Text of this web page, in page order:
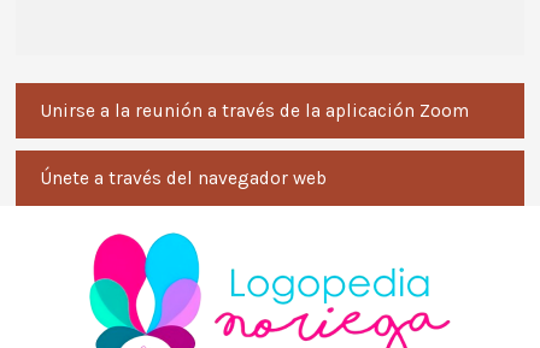
Unirse a la reunión a través de la aplicación Zoom
Únete a través del navegador web